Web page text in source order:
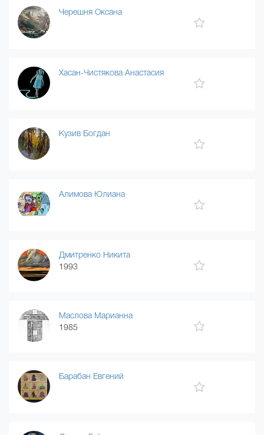
Черешня Оксана
Хасан-Чистякова Анастасия
Кузив Богдан
Алимова Юлиана
Дмитренко Никита
1993
Маслова Марианна
1985
Барабан Евгений